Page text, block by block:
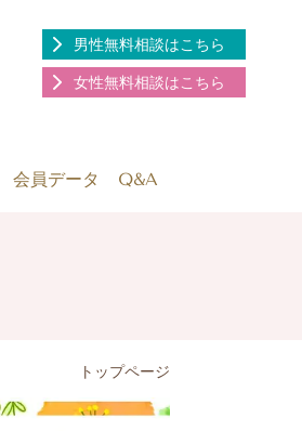
男性無料相談はこちら
女性無料相談はこちら
会員データ Q&A
トップページ